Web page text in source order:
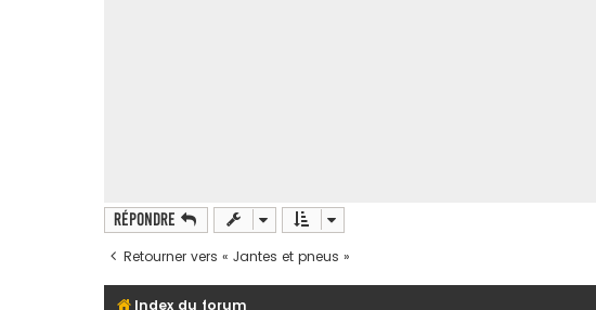
Répondre
Retourner vers « Jantes et pneus »
Index du forum